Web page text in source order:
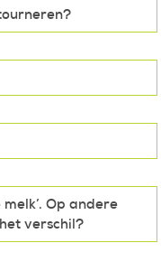
Op andere
verschil?